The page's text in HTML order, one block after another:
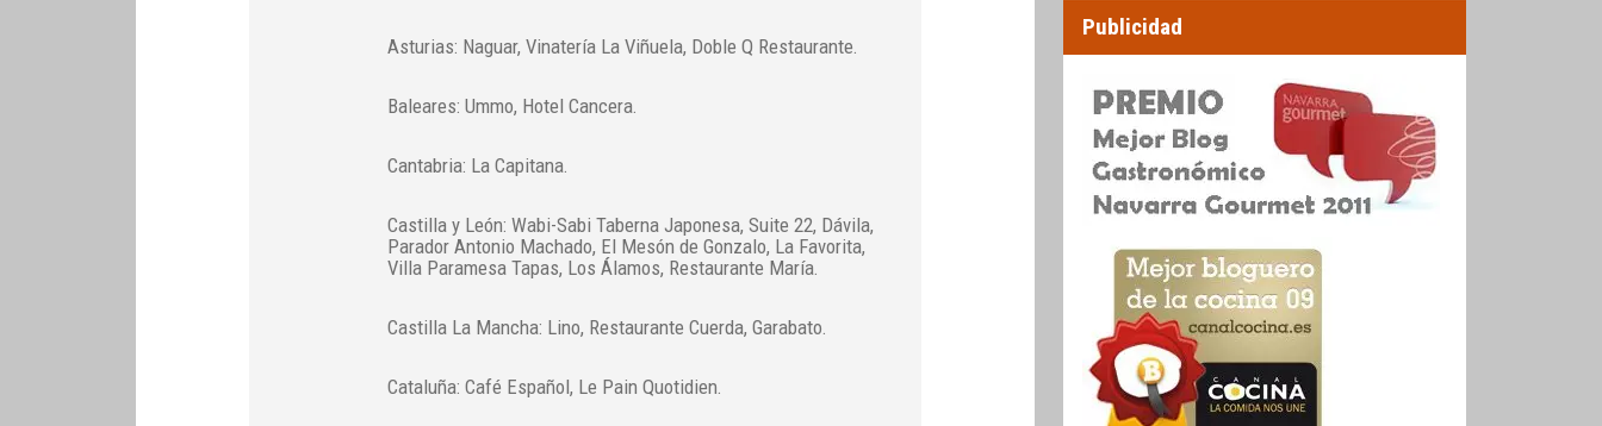
Asturias: Naguar, Vinatería La Viñuela, Doble Q Restaurante.
Baleares: Ummo, Hotel Cancera.
Cantabria: La Capitana.
Castilla y León: Wabi-Sabi Taberna Japonesa, Suite 22, Dávila,
Parador Antonio Machado, El Mesón de Gonzalo, La Favorita,
Villa Paramesa Tapas, Los Álamos, Restaurante María.
Castilla La Mancha: Lino, Restaurante Cuerda, Garabato.
Cataluña: Café Español, Le Pain Quotidien.
Publicidad